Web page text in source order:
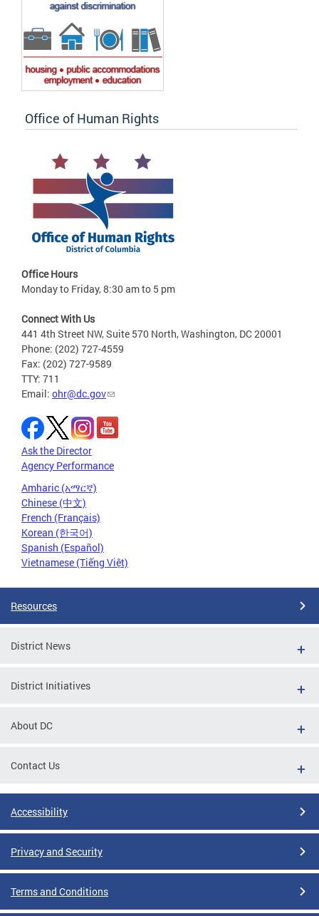
Office of Human Rights
Office Hours
Monday to Friday, 8:30 am to 5 pm
Connect With Us
441 4th Street NW, Suite 570 North, Washington, DC 20001
Phone: (202) 727-4559
Fax: (202) 727-9589
TTY: 711
Email: ohr@dc.gov
Ask the Director
Agency Performance
Amharic (አማርኛ)
Chinese (中文)
French (Français)
Korean (한국어)
Spanish (Español)
Vietnamese (Tiếng Việt)
Resources
District News
District Initiatives
About DC
Contact Us
Accessibility
Privacy and Security
Terms and Conditions